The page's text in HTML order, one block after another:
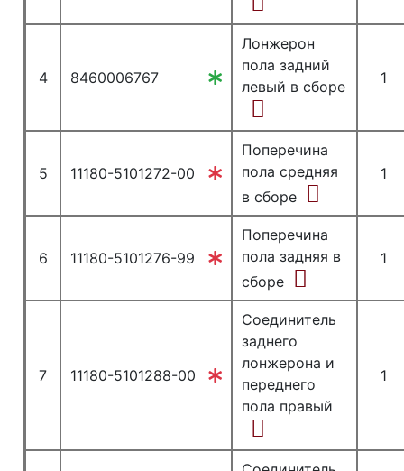
4 8460006767
Лонжерон
пола задний
левый в сборе
1
5 11180-5101272-00
Поперечина
пола средняя
в сборе
1
6 11180-5101276-99
Поперечина
пола задняя в
сборе
1
7 11180-5101288-00
Соединитель
заднего
лонжерона и
переднего
пола правый
1